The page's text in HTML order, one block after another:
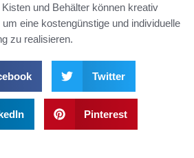
und Behälter können kreativ
eine kostengünstige und individuelle
zu realisieren.
Twitter
Pinterest